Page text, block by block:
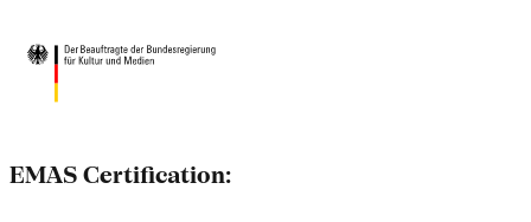
EMAS Certification: